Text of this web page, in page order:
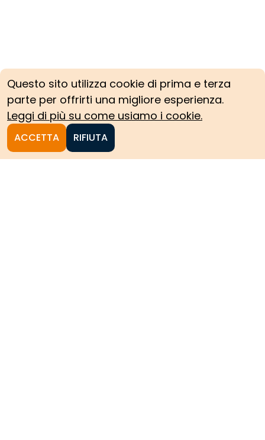
Questo sito utilizza cookie di prima e terza
parte per offrirti una migliore esperienza.
Leggi di più su come usiamo i cookie.
ACCETTA RIFIUTA